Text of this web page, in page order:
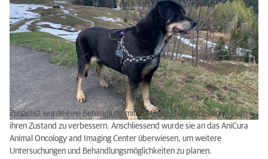
Zunächst wurde eine Behandlung mit Kortikosteroiden begonnen, um
ihren Zustand zu verbessern. Anschliessend wurde sie an das AniCura
Animal Oncology and Imaging Center überwiesen, um weitere
Untersuchungen und Behandlungsmöglichkeiten zu planen.